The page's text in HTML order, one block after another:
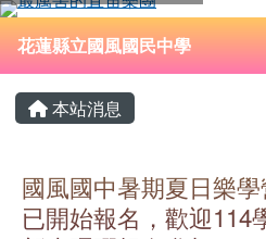
跳至主內容區
花蓮縣立國風國民
導覽列
花蓮縣立國風國民中學
主內容區域
本站消息
國風國中暑期夏日樂學
已開始報名，歡迎114
頁尾區域